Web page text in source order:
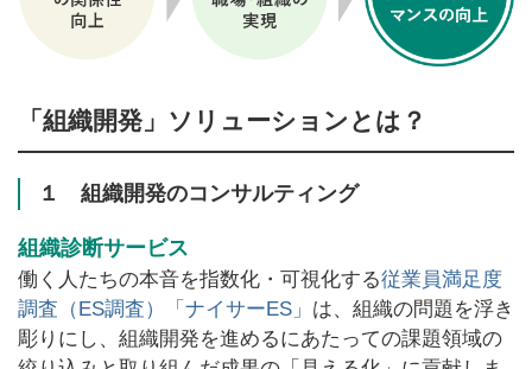
「組織開発」ソリューションとは？
１ 組織開発のコンサルティング
組織診断サービス
働く人たちの本音を指数化・可視化する従業員満足度
調査（ES調査）「ナイサーES」 は、組織の問題を浮き
彫りにし、組織開発を進めるにあたっての課題領域の